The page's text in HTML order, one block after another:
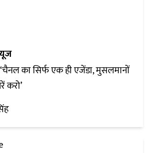
का सिर्फ एक ही एजेंडा, मुसलमानों
करो’